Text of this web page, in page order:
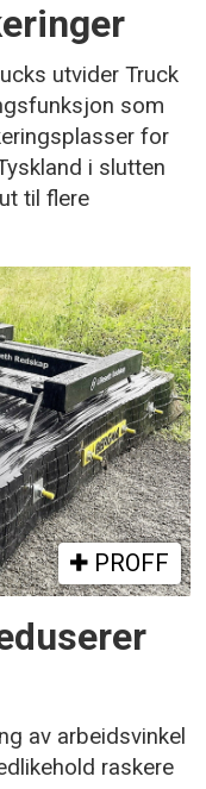
utvider Truck
som
for
i slutten
til flere
PROFF
av arbeidsvinkel
raskere